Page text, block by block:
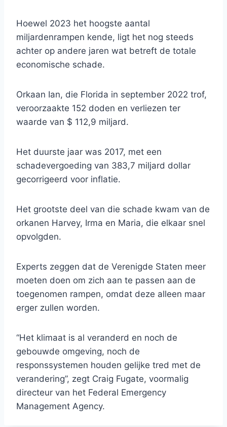
Hoewel 2023 het hoogste aantal
miljardenrampen kende, ligt het nog steeds
achter op andere jaren wat betreft de totale
economische schade.
Orkaan Ian, die Florida in september 2022 trof,
veroorzaakte 152 doden en verliezen ter
waarde van $ 112,9 miljard.
Het duurste jaar was 2017, met een
schadevergoeding van 383,7 miljard dollar
gecorrigeerd voor inflatie.
Het grootste deel van die schade kwam van de
orkanen Harvey, Irma en Maria, die elkaar snel
opvolgden.
Experts zeggen dat de Verenigde Staten meer
moeten doen om zich aan te passen aan de
toegenomen rampen, omdat deze alleen maar
erger zullen worden.
“Het klimaat is al veranderd en noch de
gebouwde omgeving, noch de
responssystemen houden gelijke tred met de
verandering”, zegt Craig Fugate, voormalig
directeur van het Federal Emergency
Management Agency.